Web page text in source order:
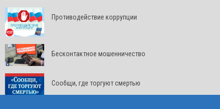
Противодействие коррупции
Бесконтактное мошенничество
Сообщи, где торгуют смертью